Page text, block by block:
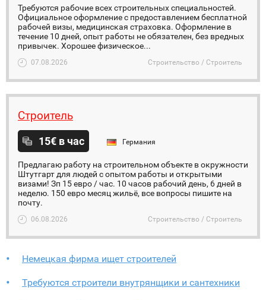
Требуются рабочие всех строительных специальностей.
Официальное оформление с предоставлением бесплатной
рабочей визы, медицинская страховка. Оформление в
течение 10 дней, опыт работы не обязателен, без вредных
привычек. Хорошее физическое...
07.08.2026 Строительство / Строитель
Строитель
15€ в час Германия
Предлагаю работу на строительном объекте в окружности
Штутгарт для людей с опытом работы и открытыми
визами! Зп 15 евро / час. 10 часов рабочий день, 6 дней в
неделю. 150 евро месяц жильё, все вопросы пишите на
почту.
06.08.2026 Строительство / Строитель
Немецкая фирма ищет строителей
Требуются строители внутрянщики и сантехники